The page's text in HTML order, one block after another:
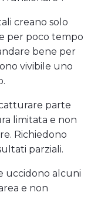
creano solo
per poco tempo
bene per
vivibile uno
parte
limitata e non
Richiedono
parziali.
uccidono alcuni
e non